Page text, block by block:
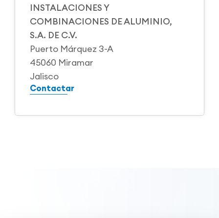
INSTALACIONES Y
COMBINACIONES DE ALUMINIO,
S.A. DE C.V.
Puerto Márquez 3-A
45060 Miramar
Jalisco
Contactar